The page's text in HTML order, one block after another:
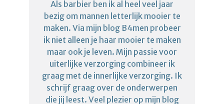
Als barbier ben ik al heel veel jaar
bezig om mannen letterlijk mooier te
maken. Via mijn blog B4men probeer
ik niet alleen je haar mooier te maken
maar ook je leven. Mijn passie voor
uiterlijke verzorging combineer ik
graag met de innerlijke verzorging. Ik
schrijf graag over de onderwerpen
die jij leest. Veel plezier op mijn blog